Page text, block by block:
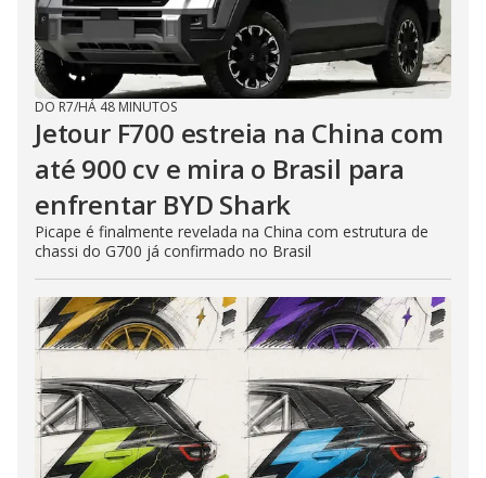
DO R7/HÁ 48 MINUTOS
Jetour F700 estreia na China com
até 900 cv e mira o Brasil para
enfrentar BYD Shark
Picape é finalmente revelada na China com estrutura de
chassi do G700 já confirmado no Brasil